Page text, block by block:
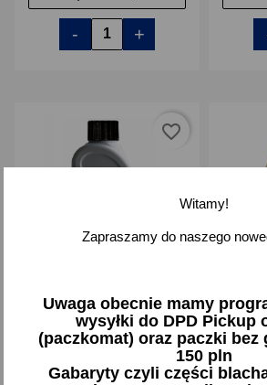
- +
Uszczelniacz chłodnicy
RADIATOR SEALANT
favorite_border
K2
Płyn do
9,25
Witamy!
Zapraszamy do naszego
Uwaga obecnie mamy
wysyłki do DPD Pickup
(paczkomat) oraz paczki bez
150 pln
Gabaryty czyli części